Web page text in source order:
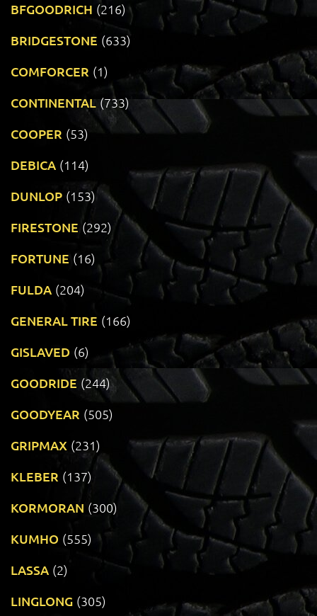
BFGOODRICH (216)
BRIDGESTONE (633)
COMFORCER (1)
CONTINENTAL (733)
COOPER (53)
DEBICA (114)
DUNLOP (153)
FIRESTONE (292)
FORTUNE (16)
FULDA (204)
GENERAL TIRE (166)
GISLAVED (6)
GOODRIDE (244)
GOODYEAR (505)
GRIPMAX (231)
KLEBER (137)
KORMORAN (300)
KUMHO (555)
LASSA (2)
LINGLONG (305)